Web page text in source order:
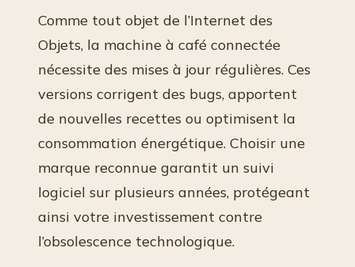
Comme tout objet de l’Internet des
Objets, la machine à café connectée
nécessite des mises à jour régulières. Ces
versions corrigent des bugs, apportent
de nouvelles recettes ou optimisent la
consommation énergétique. Choisir une
marque reconnue garantit un suivi
logiciel sur plusieurs années, protégeant
ainsi votre investissement contre
l’obsolescence technologique.